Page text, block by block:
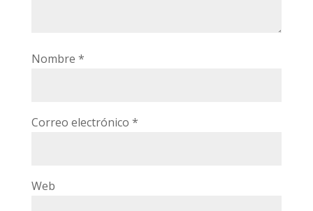
Nombre *
Correo electrónico *
Web